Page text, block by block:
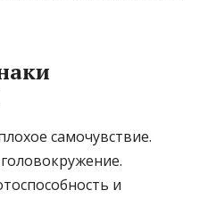
самочувствие.
и